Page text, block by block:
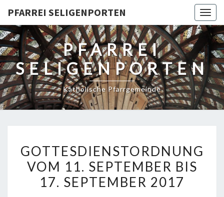
PFARREI SELIGENPORTEN
PFARREI
SELIGENPORTEN
Katholische Pfarrgemeinde
VOM
11.
SEPTEMBER
GOTTESDIENSTORDNUNG
VOM 11. SEPTEMBER BIS
17. SEPTEMBER 2017